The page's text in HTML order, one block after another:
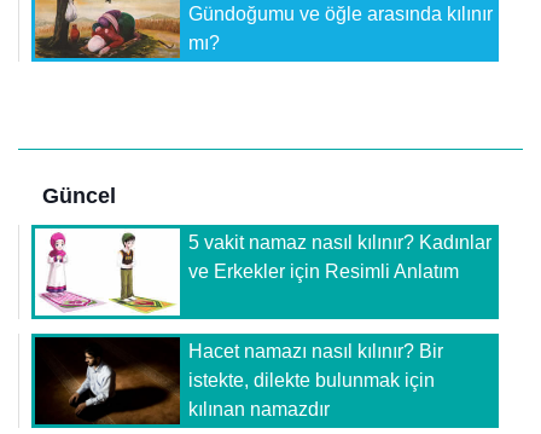
Gündoğumu ve öğle arasında kılınır
mı?
Güncel
5 vakit namaz nasıl kılınır? Kadınlar
ve Erkekler için Resimli Anlatım
Hacet namazı nasıl kılınır? Bir
istekte, dilekte bulunmak için
kılınan namazdır